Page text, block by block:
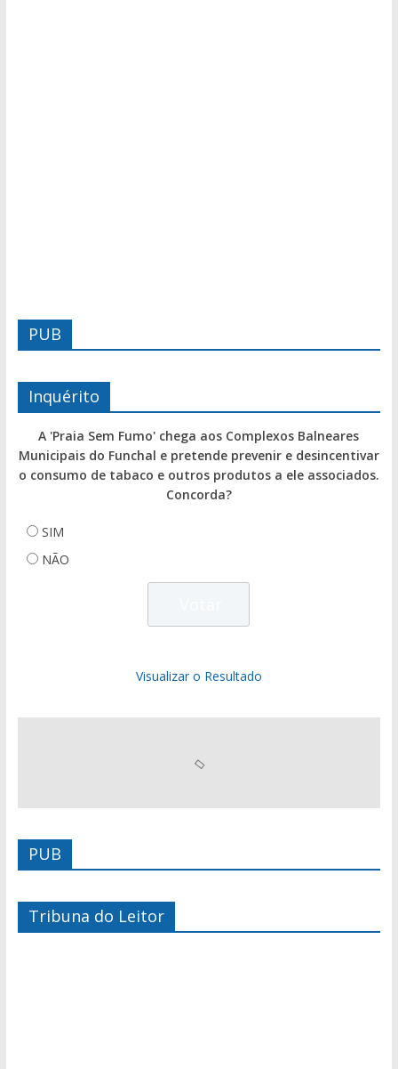
PUB
Inquérito
A 'Praia Sem Fumo' chega aos Complexos Balneares
Municipais do Funchal e pretende prevenir e desincentivar
o consumo de tabaco e outros produtos a ele associados.
Concorda?
SIM
NÃO
Visualizar o Resultado
PUB
Tribuna do Leitor